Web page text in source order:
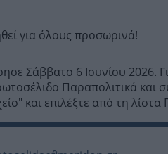
για όλους προσωρινά!
Σάββατο 6 Ιουνίου 2026.
Παραπολιτικά και
και επιλέξτε από τη λίστα